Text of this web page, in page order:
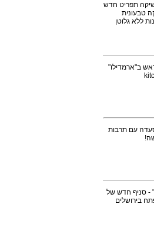
תפריט חדש
טבעונית
ללא גלוטן
ב"ארמדילו"
עם תרבות
- סניף חדש של
בירושלים